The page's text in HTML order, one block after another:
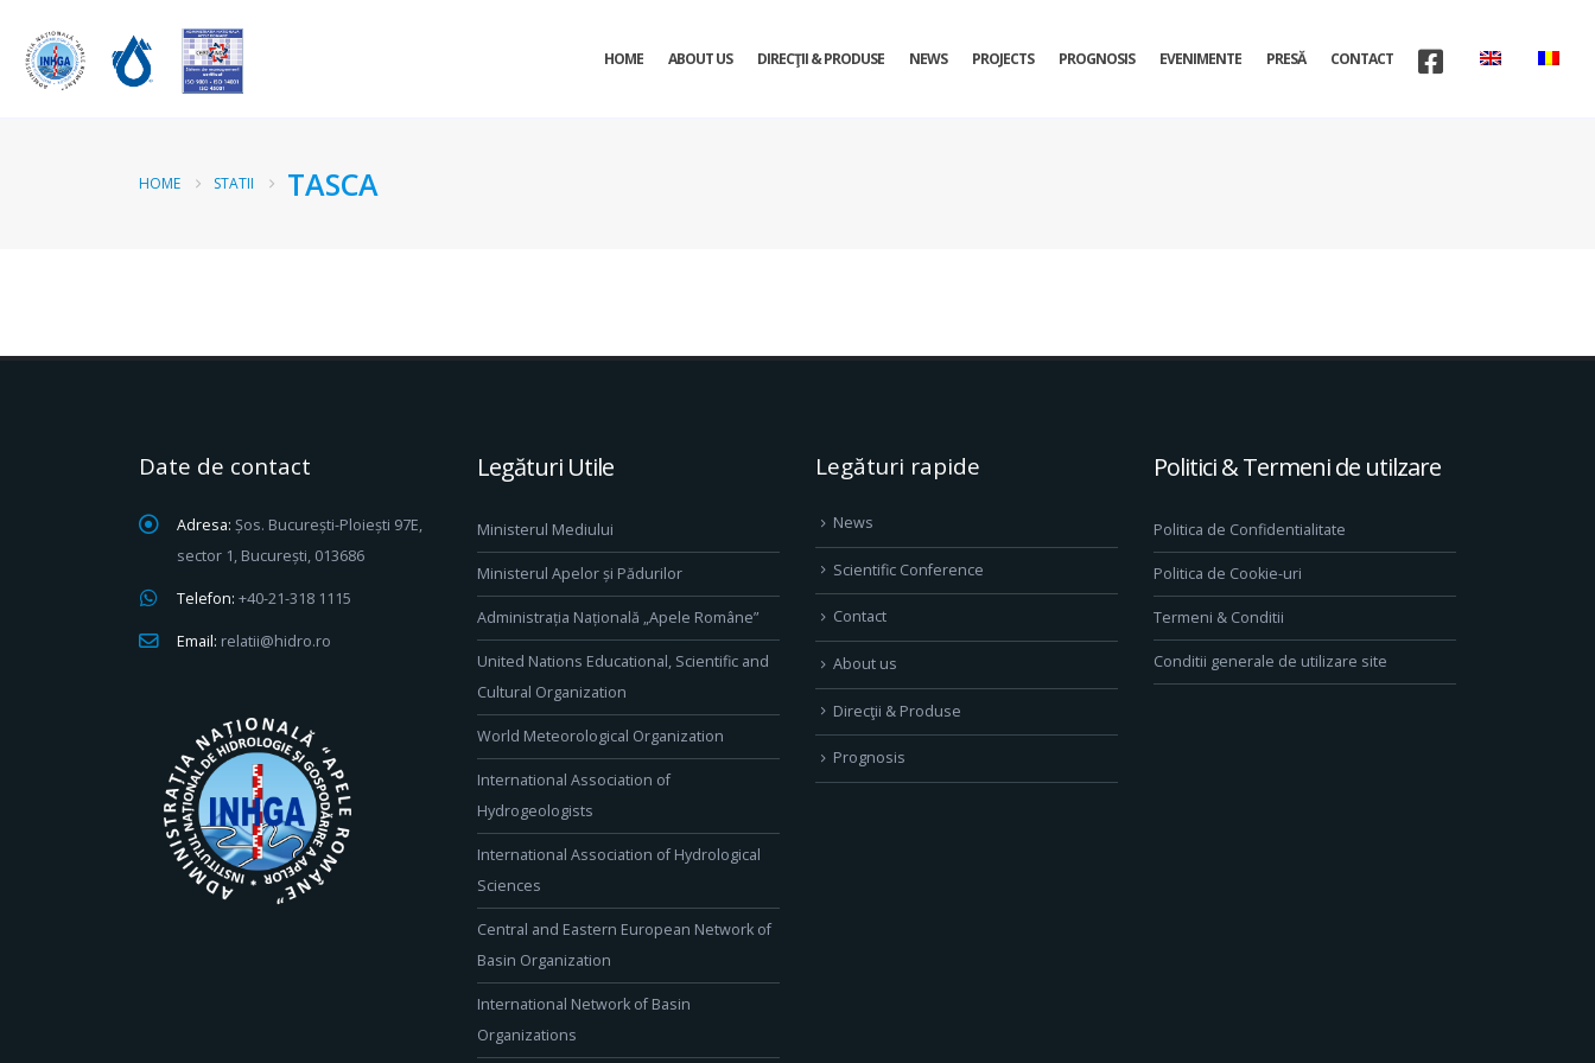
HOME ABOUT US DIRECŢII & PRODUSE NEWS PROJECTS PROGNOSIS EVENIMENTE PRESĂ CONTACT
HOME STATII TASCA
Date de contact
Adresa: Șos. București-Ploiești 97E,
sector 1, București, 013686
Telefon: +40-21-318 1115
Email: relatii@hidro.ro
Legături Utile
Ministerul Mediului
Ministerul Apelor și Pădurilor
Administrația Națională „Apele Române”
United Nations Educational, Scientific and
Cultural Organization
World Meteorological Organization
International Association of
Hydrogeologists
International Association of Hydrological
Sciences
Central and Eastern European Network of
Basin Organization
International Network of Basin
Organizations
Legături rapide
News
Scientific Conference
Contact
About us
Direcţii & Produse
Prognosis
Politici & Termeni de utilzare
Politica de Confidentialitate
Politica de Cookie-uri
Termeni & Conditii
Conditii generale de utilizare site